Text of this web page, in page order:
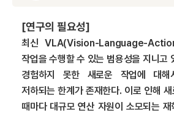
[연구의 필요성]
최신 VLA(Vision-Language-
작업을 수행할 수 있는 범용성을 지니고
경험하지 못한 새로운 작업에 대해
저하되는 한계가 존재한다. 이로 인해
때마다 대규모 연산 자원이 소모되는